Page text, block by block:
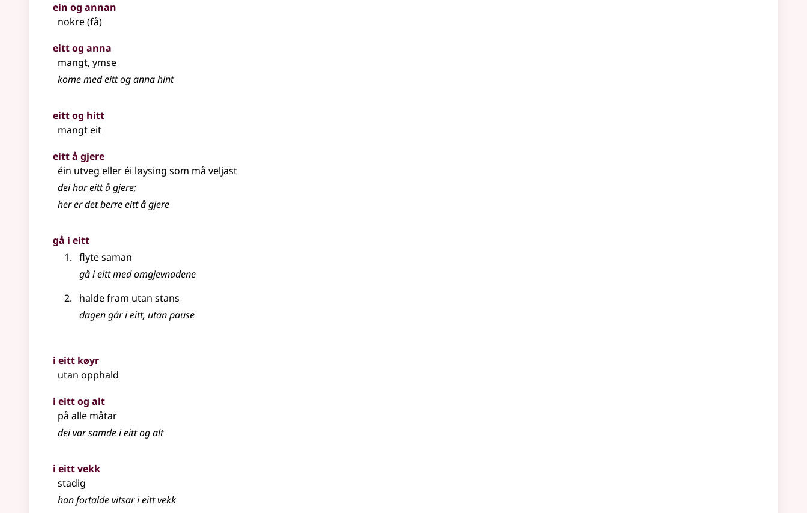
ein og annan
nokre (få)
eitt og anna
mangt, ymse
kome med eitt og anna hint
eitt og hitt
mangt eit
eitt å gjere
éin utveg eller éi løysing som må veljast
dei har eitt å gjere;
her er det berre eitt å gjere
gå i eitt
flyte saman
gå i eitt med omgjevnadene
halde fram utan stans
dagen går i eitt, utan pause
i eitt køyr
utan opphald
i eitt og alt
på alle måtar
dei var samde i eitt og alt
i eitt vekk
stadig
han fortalde vitsar i eitt vekk